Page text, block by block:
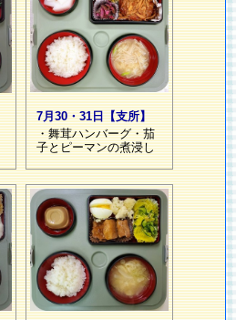
7月30・31日【支所】
・舞茸ハンバーグ・茄
子とピーマンの煮浸し